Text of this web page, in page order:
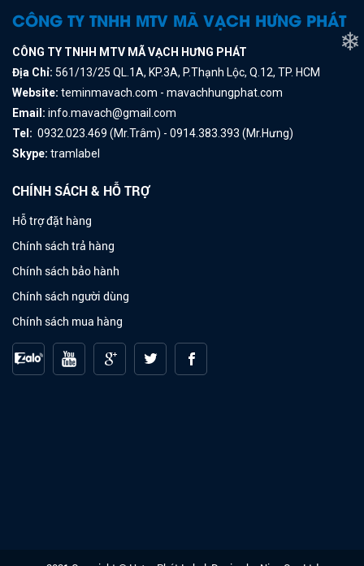
CÔNG TY TNHH MTV MÃ VẠCH HƯNG PHÁT
CÔNG TY TNHH MTV MÃ VẠCH HƯNG PHÁT
Địa Chỉ: 561/13/25 QL.1A, KP.3A, P.Thạnh Lộc, Q.12, TP. HCM
Website: teminmavach.com - mavachhungphat.com
Email: info.mavach@gmail.com
Tel: 0932.023.469 (Mr.Trâm) - 0914.383.393 (Mr.Hưng)
Skype: tramlabel
CHÍNH SÁCH & HỖ TRỢ
Hỗ trợ đặt hàng
Chính sách trả hàng
Chính sách bảo hành
Chính sách người dùng
Chính sách mua hàng